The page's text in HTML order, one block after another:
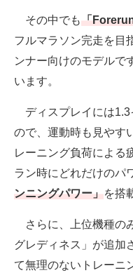
その中でも「
フルマラソン完走を目
ンナー向けのモデルで
います。
ディスプレイには1.3
ので、運動時も見やす
レーニング負荷による
ラン時にどれだけのパ
ンニングパワー」を搭
さらに、上位機種の
グレディネス」が追加
て無理のないトレーニ